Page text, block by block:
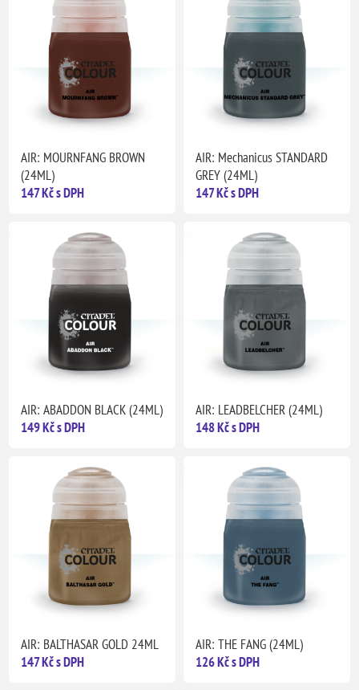
AIR: MOURNFANG BROWN
(24ML)
147 Kč s DPH
AIR: Mechanicus STANDARD
GREY (24ML)
147 Kč s DPH
AIR: ABADDON BLACK (24ML)
149 Kč s DPH
AIR: LEADBELCHER (24ML)
148 Kč s DPH
AIR: BALTHASAR GOLD 24ML
147 Kč s DPH
AIR: THE FANG (24ML)
126 Kč s DPH